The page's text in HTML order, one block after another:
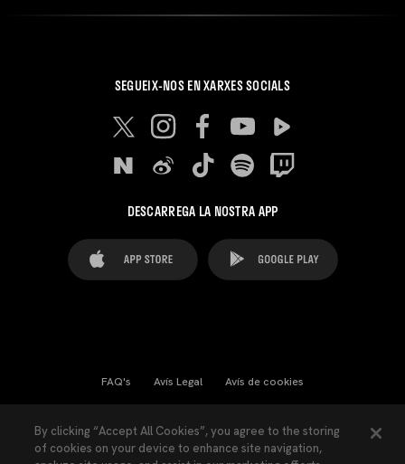
SEGUEIX-NOS EN XARXES SOCIALS
DESCARREGA LA NOSTRA APP
FAQ's Avís Legal Avís de cookies
Llei de Transparència Política de Privacitat
By clicking “Accept All Cookies”, you agree to the storing
of cookies on your device to enhance site navigation,